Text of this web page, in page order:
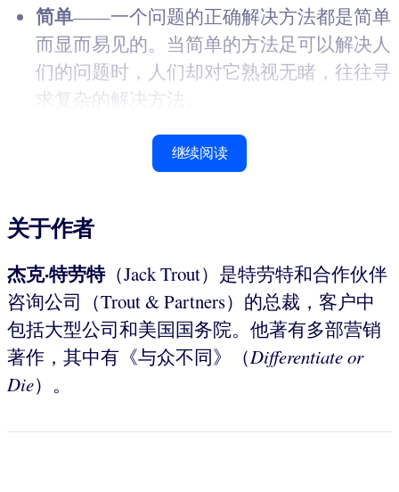
简单——一个问题的正确解决方法都是简单
而显而易见的。当简单的方法足可以解决人
们的问题时，人们却对它熟视无睹，往往寻
求复杂的解决方法。
继续阅读
关于作者
杰克·特劳特（Jack Trout）是特劳特和合作伙伴
咨询公司（Trout & Partners）的总裁，客户中
包括大型公司和美国国务院。他著有多部营销
著作，其中有《与众不同》（Differentiate or
Die）。